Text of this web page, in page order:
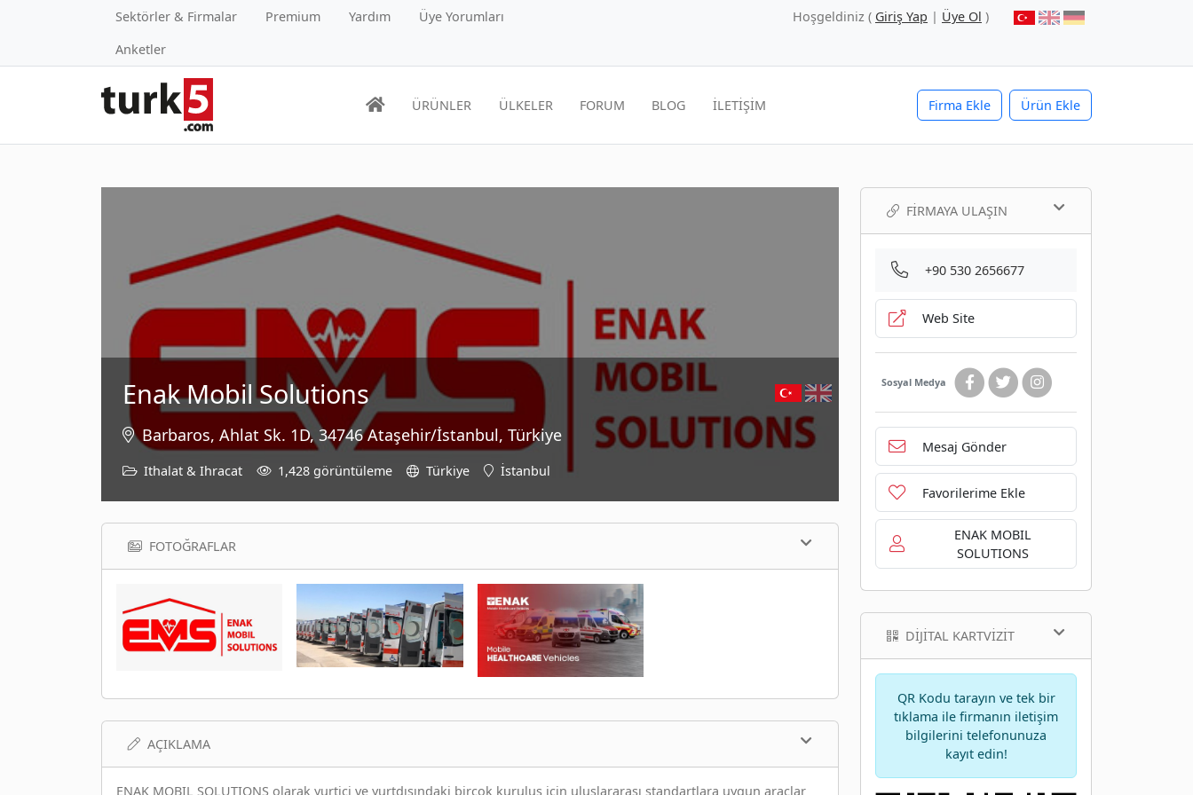
Sektörler & Firmalar Premium Yardım
Üye Yorumları
Anketler
Hoşgeldiniz ( Giriş Yap | Üye Ol )
Firma Ekle Ürün Ekle
ÜRÜNLER ÜLKELER FORUM BLOG İLETİŞİM
Enak Mobil Solutions
Barbaros, Ahlat Sk. 1D, 34746 Ataşehir/İstanbul, Türkiye
Ithalat & Ihracat 1,428 görüntüleme Türkiye İstanbul
FOTOĞRAFLAR
AÇIKLAMA
ENAK MOBIL SOLUTIONS olarak yurtiçi ve yurtdışındaki birçok kuruluş için uluslararası standartlara uygun araçlar
FIRMAYA ULAŞIN
+90 530 2656677
Web Site
Sosyal Medya
Mesaj Gönder
Favorilerime Ekle
ENAK MOBIL
SOLUTIONS
DIJITAL KARTVIZIT
QR Kodu tarayın ve tek bir
tıklama ile firmanın iletişim
bilgilerini telefonunuza
kayıt edin!